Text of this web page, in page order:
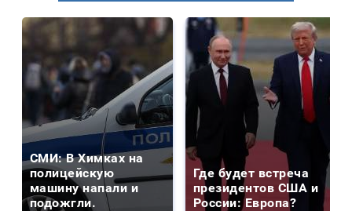
СМИ: В Химках на
полицейскую
машину напали и
подожгли.
Где будет встреча
президентов США и
России: Европа?